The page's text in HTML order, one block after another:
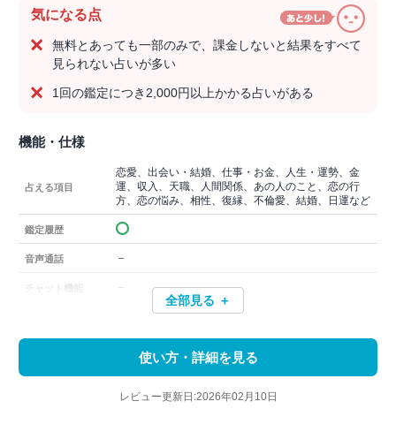
気になる点
無料とあっても一部のみで、課金しないと結果をすべて
見られない占いが多い
1回の鑑定につき2,000円以上かかる占いがある
機能・仕様
占える項目
恋愛、出会い・結婚、仕事・お金、人生・運勢、金
運、収入、天職、人間関係、あの人のこと、恋の行
方、恋の悩み、相性、復縁、不倫愛、結婚、日運など
鑑定履歴
音声通話 －
チャット機能 －
全部見る ＋
使い方・詳細を見る
レビュー更新日:2026年02月10日